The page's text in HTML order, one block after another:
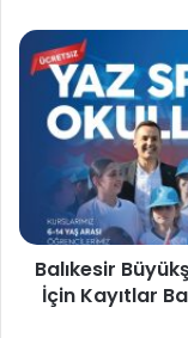
Balıkesir
İçin Kayıtlar